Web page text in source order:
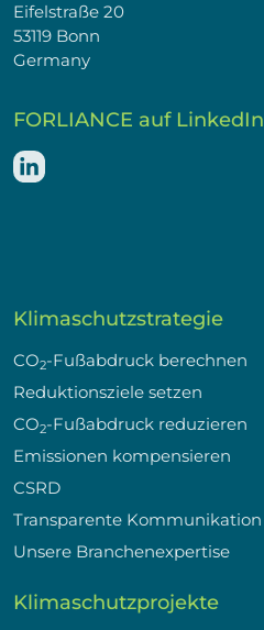
Eifelstraße 20
53119 Bonn
Germany
FORLIANCE auf LinkedIn
Klimaschutzstrategie
CO2-Fußabdruck berechnen
Reduktionsziele setzen
CO2-Fußabdruck reduzieren
Emissionen kompensieren
CSRD
Transparente Kommunikation
Unsere Branchenexpertise
Klimaschutzprojekte